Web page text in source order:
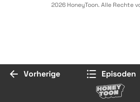
2026 HoneyToon. Alle Rechte
Vorherige Episoden